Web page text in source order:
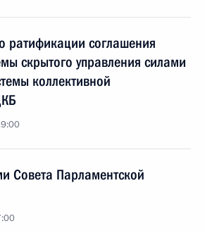
ратификации соглашения
скрытого управления силами
коллективной
Совета Парламентской